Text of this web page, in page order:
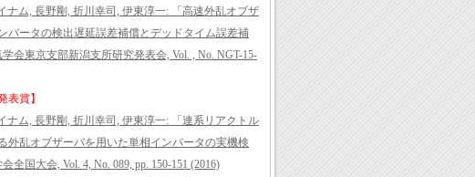
ナム, 長野剛, 折川幸司, 伊東淳一: 「高速外乱オブザ
バータの検出遅延誤差補償とデッドタイム誤差補
会東京支部新潟支所研究発表会, Vol. , No. NGT-15-
表賞】
ナム, 長野剛, 折川幸司, 伊東淳一: 「連系リアクトル
外乱オブザーバを用いた単相インバータの実機検
全国大会, Vol. 4, No. 089, pp. 150-151 (2016)